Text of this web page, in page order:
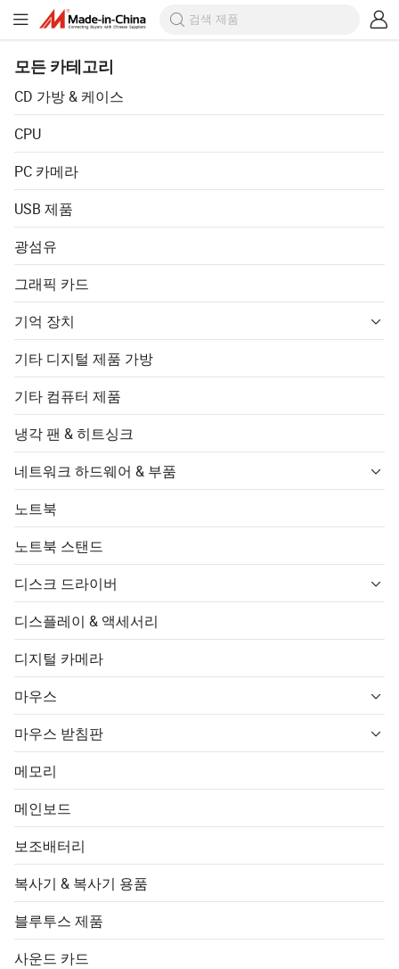
모든 카테고리
CD 가방 & 케이스
CPU
PC 카메라
USB 제품
광섬유
그래픽 카드
기억 장치
기타 디지털 제품 가방
기타 컴퓨터 제품
냉각 팬 & 히트싱크
네트워크 하드웨어 & 부품
노트북
노트북 스탠드
디스크 드라이버
디스플레이 & 액세서리
디지털 카메라
마우스
마우스 받침판
메모리
메인보드
보조배터리
복사기 & 복사기 용품
블루투스 제품
사운드 카드